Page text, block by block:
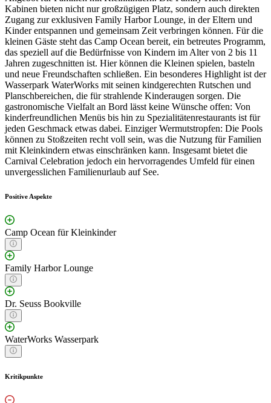
Kabinen bieten nicht nur großzügigen Platz, sondern auch direkten
Zugang zur exklusiven Family Harbor Lounge, in der Eltern und
Kinder entspannen und gemeinsam Zeit verbringen können. Für die
kleinen Gäste steht das Camp Ocean bereit, ein betreutes Programm,
das speziell auf die Bedürfnisse von Kindern im Alter von 2 bis 11
Jahren zugeschnitten ist. Hier können die Kleinen spielen, basteln
und neue Freundschaften schließen. Ein besonderes Highlight ist der
Wasserpark WaterWorks mit seinen kindgerechten Rutschen und
Planschbereichen, die für strahlende Kinderaugen sorgen. Die
gastronomische Vielfalt an Bord lässt keine Wünsche offen: Von
kinderfreundlichen Menüs bis hin zu Spezialitätenrestaurants ist für
jeden Geschmack etwas dabei. Einziger Wermutstropfen: Die Pools
können zu Stoßzeiten recht voll sein, was die Nutzung für Familien
mit Kleinkindern etwas einschränken kann. Insgesamt bietet die
Carnival Celebration jedoch ein hervorragendes Umfeld für einen
unvergesslichen Familienurlaub auf See.
Positive Aspekte
Camp Ocean für Kleinkinder
Family Harbor Lounge
Dr. Seuss Bookville
WaterWorks Wasserpark
Kritikpunkte